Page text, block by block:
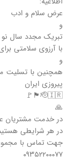
عرض سلام و ادب
و
تبریک مجدد سال نو
با آرزوی سلامتی
و
همچنین با تسلیت
پیروزی ایران
🫡🇮🇷🏴🚩
🙏
در خدمت مشتریان
در هر شرایطی
جهت تماس با
۰۹۳۵۲۲۰۰۰۷۷